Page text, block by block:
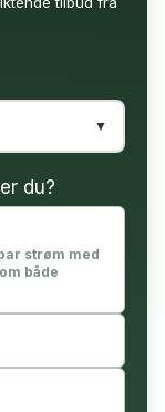
du?
strøm med
både